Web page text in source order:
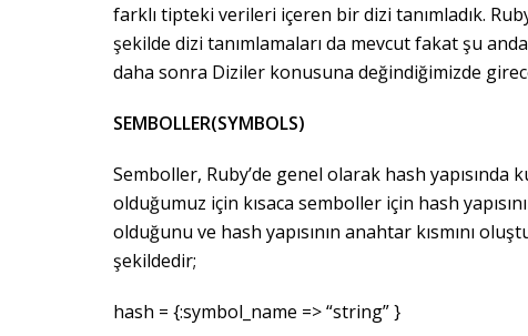
farklı tipteki verileri içeren bir dizi tanımladık.
şekilde dizi tanımlamaları da mevcut fakat şu
daha sonra Diziler konusuna değindiğimizde
SEMBOLLER(SYMBOLS)
Semboller, Ruby’de genel olarak hash
olduğumuz için kısaca semboller için hash
olduğunu ve hash yapısının anahtar kısmını
şekildedir;
hash = {:symbol_name => “string” }